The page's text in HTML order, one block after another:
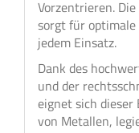
Vorzentrieren.
sorgt für optimale
jedem Einsatz.
Dank des
und der
eignet sich
von Metallen,